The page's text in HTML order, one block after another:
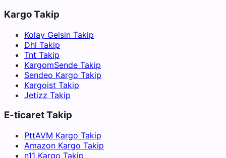
Kargo Takip
Kolay Gelsin Takip
Dhl Takip
Tnt Takip
KargomSende Takip
Sendeo Kargo Takip
Kargoist Takip
Jetizz Takip
E-ticaret Takip
PttAVM Kargo Takip
Amazon Kargo Takip
n11 Kargo Takip